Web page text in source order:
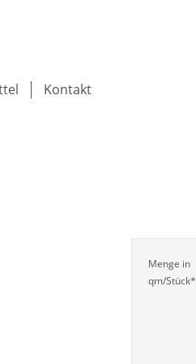
Kontakt
Menge in
qm/Stück*